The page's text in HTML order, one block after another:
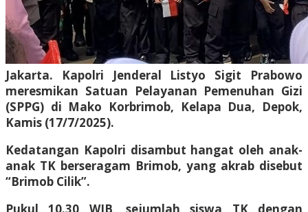
Jakarta. Kapolri Jenderal Listyo Sigit Prabowo
meresmikan Satuan Pelayanan Pemenuhan Gizi
(SPPG) di Mako Korbrimob, Kelapa Dua, Depok,
Kamis (17/7/2025).
Kedatangan Kapolri disambut hangat oleh anak-
anak TK berseragam Brimob, yang akrab disebut
“Brimob Cilik”.
Pukul 10.30 WIB, sejumlah siswa TK dengan